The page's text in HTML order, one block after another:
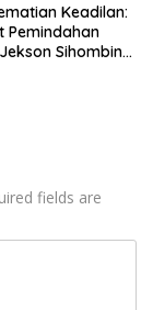
Keadilan:
Pemindahan
Sihombing
fields are